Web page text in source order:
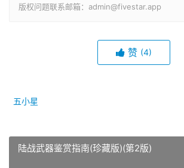
版权问题联系邮箱：admin@fivestar.app
赞 (4)
五小星
陆战武器鉴赏指南(珍藏版)(第2版)